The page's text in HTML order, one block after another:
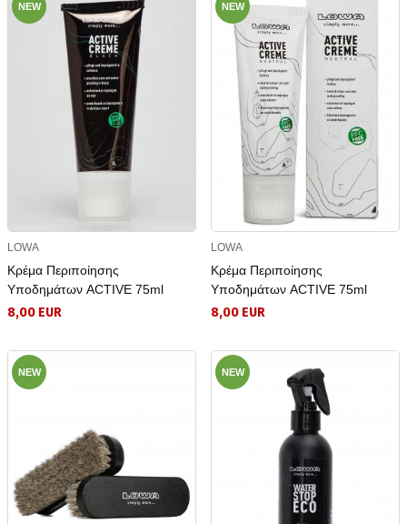
NEW
LOWA
Κρέμα Περιποίησης
Υποδημάτων ACTIVE 75ml
8,00 EUR
NEW
LOWA
Κρέμα Περιποίησης
Υποδημάτων ACTIVE 75ml
8,00 EUR
NEW NEW